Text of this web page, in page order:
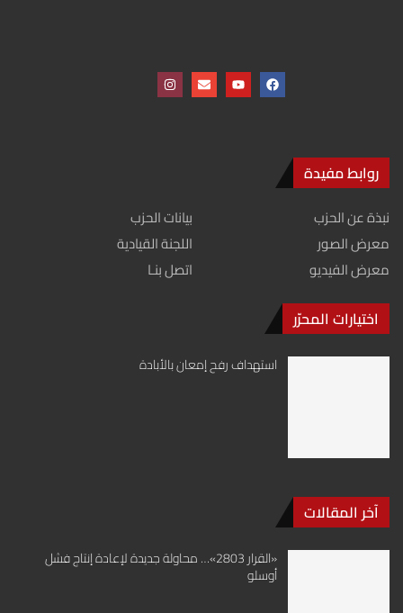
روابط مفيدة
نبذة عن الحزب
بيانات الحزب
معرض الصور
اللجنة القيادية
معرض الفيديو
اتصل بنـا
اختيارات المحرّر
استهداف رفح إمعان بالأبادة
آخر المقالات
«القرار 2803»… محاولة جديدة لإعادة إنتاج فشل
أوسلو